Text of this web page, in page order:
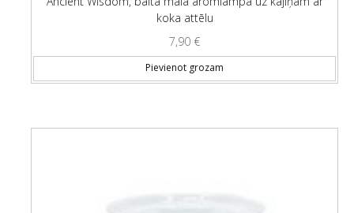
koka attēlu
7,90 €
Pievienot grozam